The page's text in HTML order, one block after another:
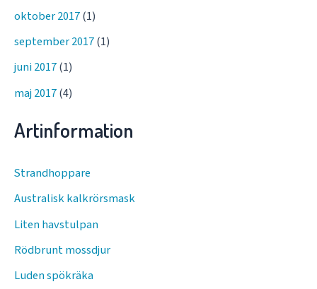
oktober 2017(1)
september 2017(1)
juni 2017(1)
maj 2017(4)
Artinformation
Strandhoppare
Australisk kalkrörsmask
Liten havstulpan
Rödbrunt mossdjur
Luden spökräka